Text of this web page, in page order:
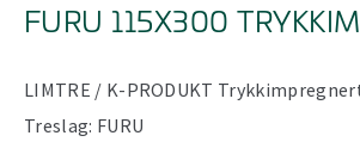
FURU 115X300
LIMTRE / K-PRODUKT
Treslag: FURU